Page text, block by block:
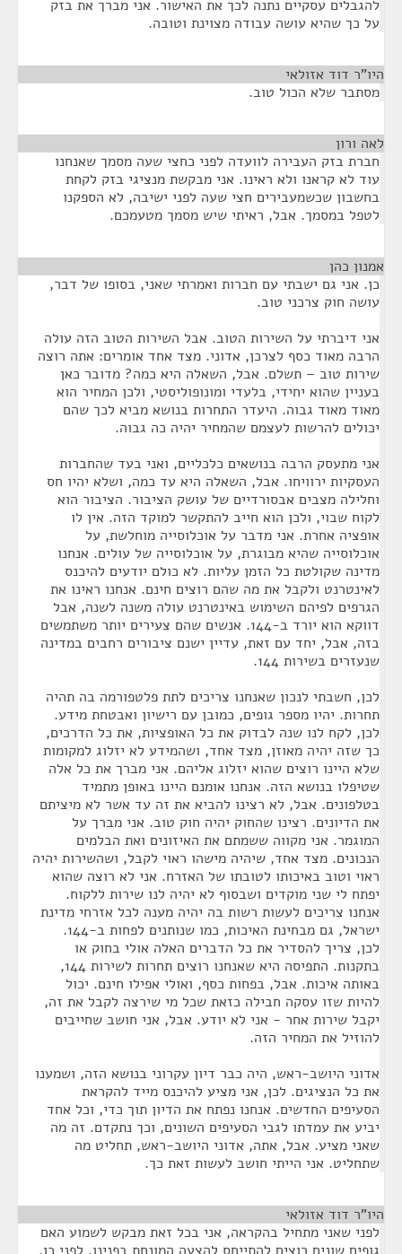
להגבלים עסקיים נתנה לכך את האישור. אני מברך את בזק
על כך שהיא עושה עבודה מצוינת וטובה.
היו"ר דוד אזולאי
מסתבר שלא הכול טוב.
לאה ורון
חברת בזק העבירה לוועדה לפני כחצי שעה מסמך שאנחנו
עוד לא קראנו ולא ראינו. אני מבקשת מנציגי בזק לקחת
בחשבון שכשמעבירים חצי שעה לפני ישיבה, לא הספקנו
לטפל במסמך. אבל, ראיתי שיש מסמך מטעמכם.
אמנון כהן
כן. אני גם ישבתי עם חברות ואמרתי שאני, בסופו של דבר,
עושה חוק צרכני טוב.
אני דיברתי על השירות הטוב. אבל השירות הטוב הזה עולה
הרבה מאוד כסף לצרכן, אדוני. מצד אחד אומרים: אתה רוצה
שירות טוב – תשלם. אבל, השאלה היא כמה? מדובר כאן
בעניין שהוא יחידי, בלעדי ומונופוליסטי, ולכן המחיר הוא
מאוד מאוד גבוה. היעדר התחרות בנושא מביא לכך שהם
יכולים להרשות לעצמם שהמחיר יהיה כה גבוה.
אני מתעסק הרבה בנושאים כלכליים, ואני בעד שהחברות
העסקיות ירוויחו. אבל, השאלה היא עד כמה, ושלא יהיו חס
וחלילה מצבים אבסורדיים של עושק הציבור. הציבור הוא
לקוח שבוי, ולכן הוא חייב להתקשר למוקד הזה. אין לו
אופציה אחרת. אני מדבר על אוכלוסייה מוחלשת, על
אוכלוסייה שהיא מבוגרת, על אוכלוסייה של עולים. אנחנו
מדינה שקולטת כל הזמן עליות. לא כולם יודעים להיכנס
לאינטרנט ולקבל את מה שהם רוצים חינם. אנחנו ראינו את
הגרפים לפיהם השימוש באינטרנט עולה משנה לשנה, אבל
דווקא הוא יורד ב-144. אנשים שהם צעירים יותר משתמשים
בזה, אבל, יחד עם זאת, עדיין ישנם ציבורים רחבים במדינה
שנעזרים בשירות 144.
לכן, חשבתי לנכון שאנחנו צריכים לתת פלטפורמה בה תהיה
תחרות. יהיו מספר גופים, כמובן עם רישיון ואבטחת מידע.
לכן, לקח לנו שנה לבדוק את כל האופציות, את כל הדרכים,
כך שזה יהיה מאוזן, מצד אחד, ושהמידע לא יזלוג למקומות
שלא היינו רוצים שהוא יזלוג אליהם. אני מברך את כל אלה
שטיפלו בנושא הזה. אנחנו אומנם היינו באופן מתמיד
בטלפונים. אבל, לא רצינו להביא את זה עד אשר לא מיציתם
את הדיונים. רצינו שהחוק יהיה חוק טוב. אני מברך על
המוגמר. אני מקווה ששמתם את האיזונים ואת הבלמים
הנכונים. מצד אחד, שיהיה מישהו ראוי לקבל, ושהשירות יהיה
ראוי וטוב באיכותו לטובתו של האזרח. אני לא רוצה שהוא
יפתח לי שני מוקדים ושבסוף לא יהיה לנו שירות ללקוח.
אנחנו צריכים לעשות רשות בה יהיה מענה לכל אזרחי מדינת
ישראל, גם מבחינת האיכות, כמו שנותנים לפחות ב-144.
לכן, צריך להסדיר את כל הדברים האלה אולי בחוק או
בתקנות. התפיסה היא שאנחנו רוצים תחרות לשירות 144,
באותה איכות. אבל, בפחות כסף, ואולי אפילו חינם. יכול
להיות שזו עסקה חבילה כזאת שכל מי שירצה לקבל את זה,
יקבל שירות אחר - אני לא יודע. אבל, אני חושב שחייבים
להוזיל את המחיר הזה.
אדוני היושב-ראש, היה כבר דיון עקרוני בנושא הזה, ושמענו
את כל הנציגים. לכן, אני מציע להיכנס מייד להקראת
הסעיפים החדשים. אנחנו נפתח את הדיון תוך כדי, וכל אחד
יביע את עמדתו לגבי הסעיפים השונים, וכך נתקדם. זה מה
שאני מציע. אבל, אתה, אדוני היושב-ראש, תחליט מה
שתחליט. אני הייתי חושב לעשות זאת כך.
היו"ר דוד אזולאי
לפני שאני מתחיל בהקראה, אני בכל זאת מבקש לשמוע האם